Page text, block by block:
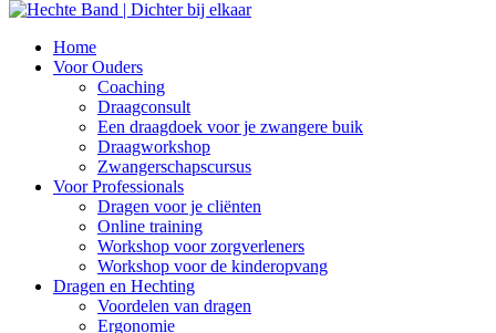
Home
Voor Ouders
Coaching
Draagconsult
Een draagdoek voor je zwangere buik
Draagworkshop
Zwangerschapscursus
Voor Professionals
Dragen voor je cliënten
Online training
Workshop voor zorgverleners
Workshop voor de kinderopvang
Dragen en Hechting
Voordelen van dragen
Ergonomie